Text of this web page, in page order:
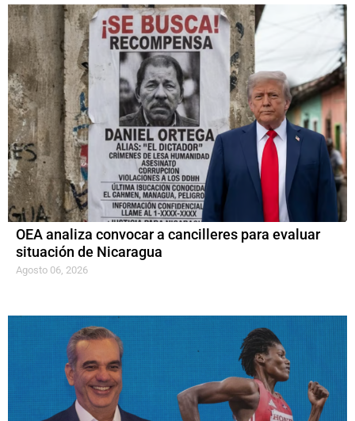
OEA analiza convocar a cancilleres para evaluar
situación de Nicaragua
Agosto 06, 2026